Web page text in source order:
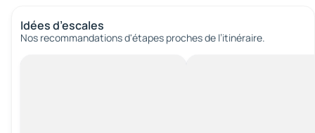
Idées d’escales
Nos recommandations d'étapes proches de l’itinéraire.